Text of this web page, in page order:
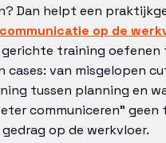
Dan helpt een
op de
training oefenen
cases: van misgelopen
tussen planning en
communiceren” geen
op de werkvloer.